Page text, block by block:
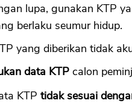
lupa, gunakan KTP
berlaku seumur hidup.
yang diberikan tidak
data KTP calon
KTP tidak sesuai